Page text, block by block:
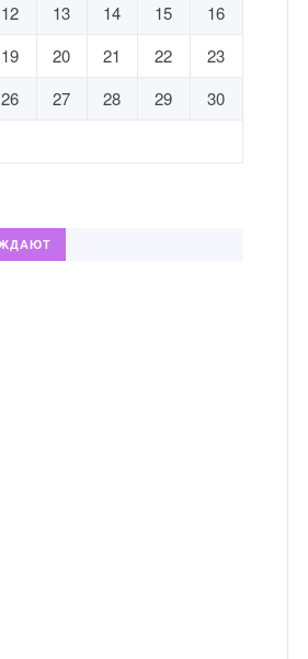
12 13 14 15
16
19 20 21 22
23
26 27 28 29
30